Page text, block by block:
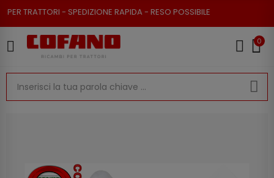
TRATTORI - SPEDIZIONE RAPIDA - RESO POSSIBILE
0